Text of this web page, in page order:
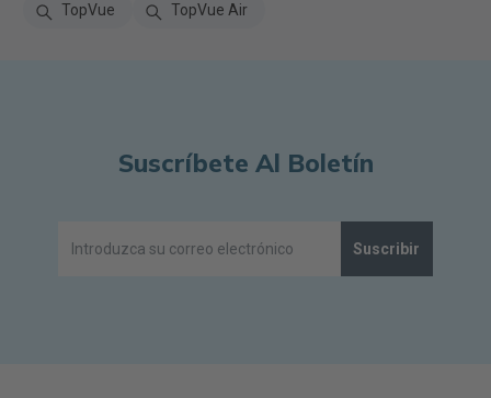
TopVue TopVue Air
Suscríbete Al Boletín
Suscribir